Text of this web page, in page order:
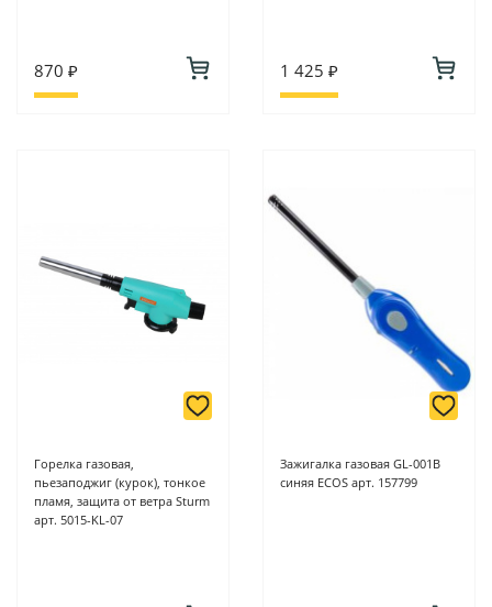
870 ₽ 1 425 ₽
Горелка газовая,
пьезаподжиг (курок), тонкое
пламя, защита от ветра Sturm
арт. 5015-KL-07
Зажигалка газовая GL-001B
синяя ECOS арт. 157799